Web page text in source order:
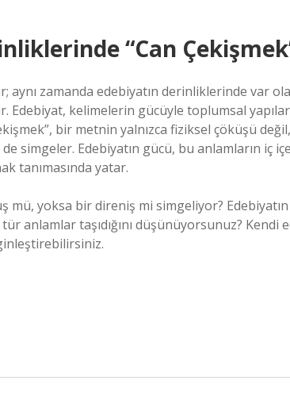
“Can
aynı zamanda edebiyatın derinliklerinde var
Edebiyat, kelimelerin gücüyle toplumsal
bir metnin yalnızca fiziksel çöküşü
simgeler. Edebiyatın gücü, bu anlamların iç
tanımasında yatar.
mü, yoksa bir direniş mi simgeliyor?
taşıdığını düşünüyorsunuz? Kendi